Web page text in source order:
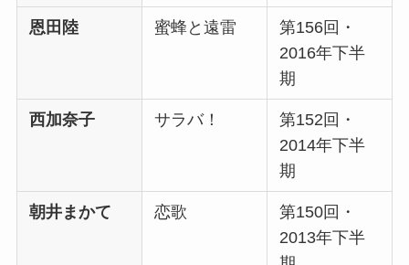
恩田陸 蜜蜂と遠雷
第156回・
2016年下半
期
西加奈子 サラバ！
第152回・
2014年下半
期
朝井まかて 恋歌
第150回・
2013年下半